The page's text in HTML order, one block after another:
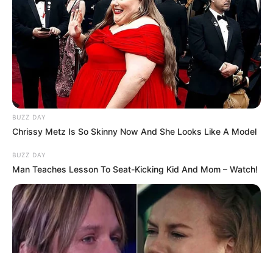
BUZZ DAY
Chrissy Metz Is So Skinny Now And She Looks Like A Model
BUZZ DAY
Man Teaches Lesson To Seat-Kicking Kid And Mom – Watch!